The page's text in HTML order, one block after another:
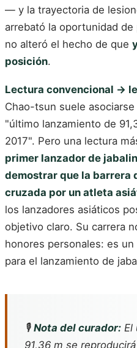
— y la trayectoria de
arrebató la oportunidad
no alteró el hecho de que
posición.
Lectura convencional →
Chao-tsun suele
"último lanzamiento de
2017". Pero una lectura
primer lanzador de
demostrar que la barrera
cruzada por un atleta
los lanzadores asiáticos
objetivo claro. Su carrera
honores personales: es
para el lanzamiento de
🎙️ Nota del curador: El
91,36 m se